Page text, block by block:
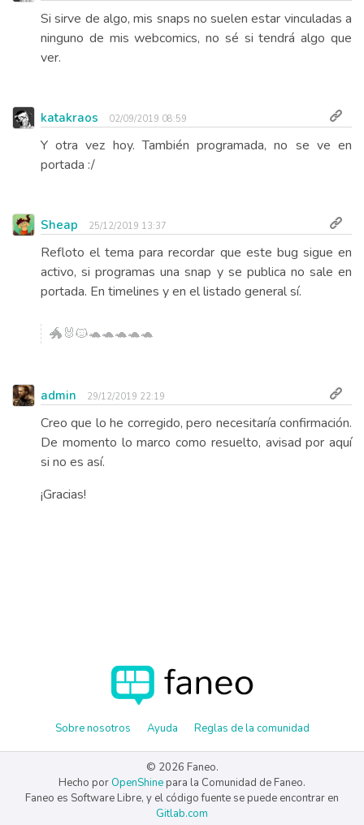
Si sirve de algo, mis snaps no suelen estar vinculadas a
ninguno de mis webcomics, no sé si tendrá algo que
ver.
katakraos 02/09/2019 08:59
Y otra vez hoy. También programada, no se ve en
portada :/
Sheap 25/12/2019 13:37
Refloto el tema para recordar que este bug sigue en
activo, si programas una snap y se publica no sale en
portada. En timelines y en el listado general sí.
🐲🐰🐱🐢🐢🐢🐢🐢
admin 29/12/2019 22:19
Creo que lo he corregido, pero necesitaría confirmación.
De momento lo marco como resuelto, avisad por aquí
si no es así.
¡Gracias!
Sobre nosotros Ayuda Reglas de la comunidad
© 2026 Faneo.
Hecho por OpenShine para la Comunidad de Faneo.
Faneo es Software Libre, y el código fuente se puede encontrar en
Gitlab.com